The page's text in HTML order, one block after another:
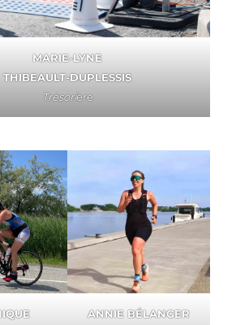
MARIE-LYNE
THIBEAULT-DUPLESSIS
Trésorière
ANNIE BÉLANGER